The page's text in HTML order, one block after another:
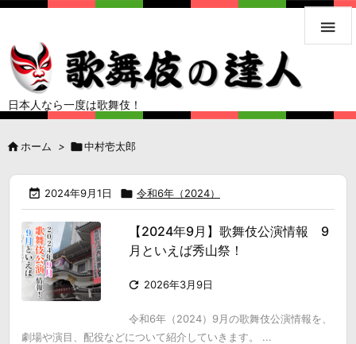
日本人なら一度は歌舞伎！

 ホーム > 中村壱太郎
 2024年9月1日  令和6年（2024）
【2024年9月】歌舞伎公演情報 9
月といえば秀山祭！
 2026年3月9日
令和6年（2024）9月の歌舞伎公演情報を、
劇場や演目、配役などについて紹介していきます。 ...